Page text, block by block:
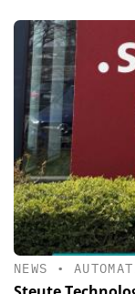
NEWS •